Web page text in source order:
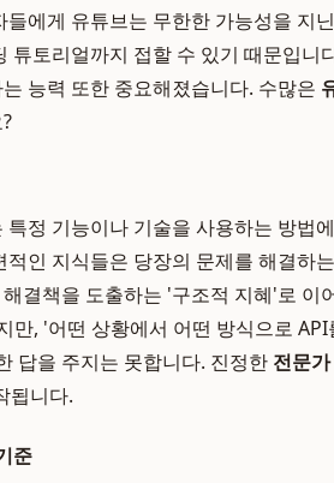
에게 유튜브는 무한한 가능성을 지
튜토리얼까지 접할 수 있기 때문입니
능력 또한 중요해졌습니다. 수많은
특정 기능이나 기술을 사용하는 방법
인 지식들은 당장의 문제를 해결하
결책을 도출하는 '구조적 지혜'로 이
만, '어떤 상황에서 어떤 방식으로
답을 주지는 못합니다. 진정한 전문
됩니다.
준